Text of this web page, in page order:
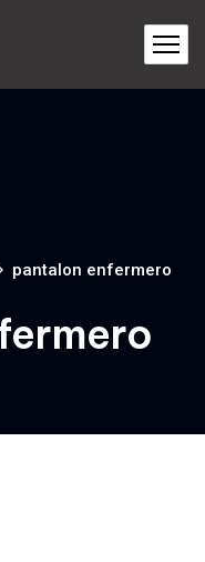
pantalon enfermero